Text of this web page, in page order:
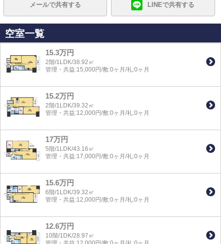
メールで共有する LINEで共有する
空室一覧
15.3万円
2階/1LDK/38.92㎡
管理・共益:15,000円/敷:0ヶ月/礼:0ヶ月
15.2万円
2階/1LDK/39.32㎡
管理・共益:12,000円/敷:0ヶ月/礼:0ヶ月
17万円
5階/1LDK/43.16㎡
管理・共益:17,000円/敷:0ヶ月/礼:0ヶ月
15.6万円
6階/1LDK/39.32㎡
管理・共益:12,000円/敷:0ヶ月/礼:0ヶ月
12.6万円
10階/1DK/28.97㎡